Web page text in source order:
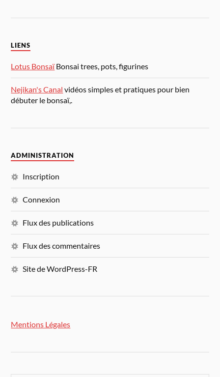
LIENS
Lotus BonsaïBonsai trees, pots, figurines
Nejikan's Canal vidéos simples et pratiques pour bien
débuter le bonsaï,.
ADMINISTRATION
Inscription
Connexion
Flux des publications
Flux des commentaires
Site de WordPress-FR
Mentions Légales